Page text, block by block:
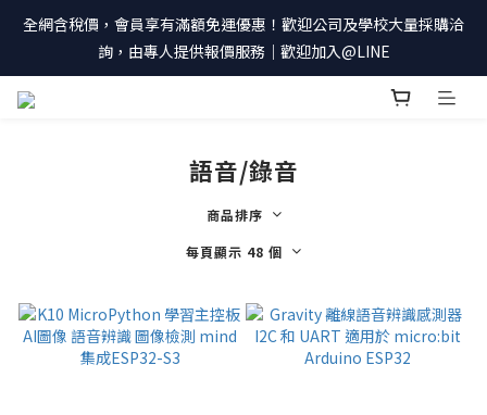
全網含稅價，會員享有滿額免運優惠！歡迎公司及學校大量採購洽
詢，由專人提供報價服務｜歡迎加入@LINE
語音/錄音
商品排序
每頁顯示 48 個